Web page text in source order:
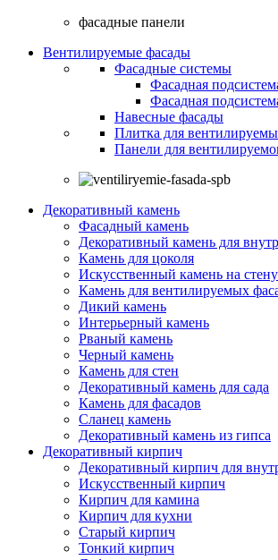
фасадные панели
Вентилируемые фасады
Фасадные системы
Фасадная
Фасадная
Навесные фасады
Плитка для
Панели для
Декоративный камень
Фасадный камень
Декоративный камень для
Камень для цоколя
Искусственный камень на стену
Камень для вентилируемых
Дикий камень
Интерьерный камень
Рваный камень
Черный камень
Камень для стен
Декоративный камень для сада
Камень для фасадов
Сланец камень
Декоративный камень из гипса
Декоративный кирпич
Декоративный кирпич для
Искусственный кирпич
Кирпич для камина
Кирпич для кухни
Старый кирпич
Тонкий кирпич